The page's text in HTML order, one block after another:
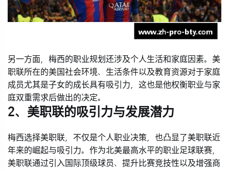
另一方面，梅西的职业规划还涉及个人生活和家庭因素。美
职联所在的美国社会环境、生活条件以及教育资源对于家庭
成员尤其是子女的成长具有吸引力，这也是他权衡职业与家
庭双重需求后做出的决定。
2、美职联的吸引力与发展潜力
梅西选择美职联，不仅是个人职业决策，也凸显了美职联近
年来的崛起与吸引力。作为北美最高水平的职业足球联赛，
美职联通过引入国际顶级球员、提升比赛竞技性以及增强商